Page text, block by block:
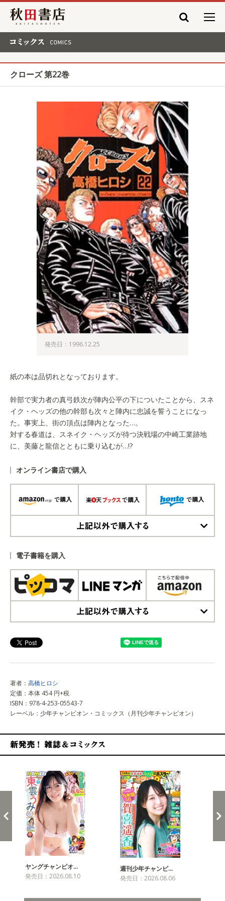
秋田書店
クローズ 第22巻
発売日：1996.12.25
紙の本は品切れとなっております。
幹部で実力者の真弓鉄次が陣内公平の下についたことから、スネ
イク・ヘッズの他の幹部も次々と陣内に忠誠を誓うことになっ
た。事実上、街の頂点は陣内となった…。
対する春道は、スネイク・ヘッズが待つ決戦場の中崎工業跡地
に、美藤と龍信とともに乗り込むが…!?
オンライン書店で購入
電子書籍を購入
著者： 高橋ヒロシ
定価：本体 454 円+税
ISBN：978-4-253-05543-7
レーベル：少年チャンピオン・コミックス（月刊少年チャンピオン）
ヤングチャンピオ…
発売日：2026.08.10
週刊少年チャンピ…
発売日：2026.08.06